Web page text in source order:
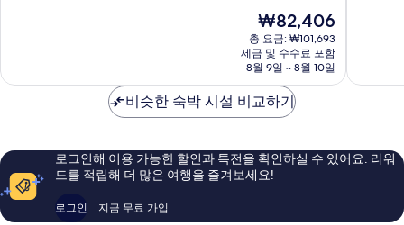
최
이
후
기
현
재
요
금
₩82,406
₩82,406
총 요금: ₩101,693
세금 및 수수료 포함
8월 9일 ~ 8월 10일
라
Island
훌
이
용
비슷한 숙박 시설 비교하기
로그인해 이용 가능한 할인과 특전을 확인하실 수 있어요. 리워
드를 적립해 더 많은 여행을 즐겨보세요!
로그인 지금 무료 가입